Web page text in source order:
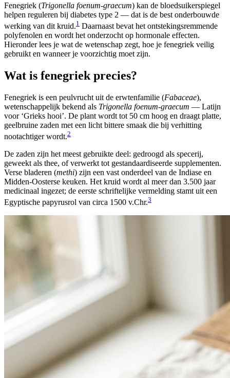
Fenegriek (Trigonella foenum-graecum) kan de bloedsuikerspiegel
helpen reguleren bij diabetes type 2 — dat is de best onderbouwde
werking van dit kruid.1 Daarnaast bevat het ontstekingsremmende
polyfenolen en wordt het onderzocht op hormonale effecten.
Hieronder lees je wat de wetenschap zegt, hoe je fenegriek veilig
gebruikt en wanneer je voorzichtig moet zijn.
Wat is fenegriek precies?
Fenegriek is een peulvrucht uit de erwtenfamilie (Fabaceae),
wetenschappelijk bekend als Trigonella foenum-graecum — Latijn
voor ‘Grieks hooi’. De plant wordt tot 50 cm hoog en draagt platte,
geelbruine zaden met een licht bittere smaak die bij verhitting
nootachtiger wordt.2
De zaden zijn het meest gebruikte deel: gedroogd als specerij,
geweekt als thee, of verwerkt tot gestandaardiseerde supplementen.
Verse bladeren (methi) zijn een vast onderdeel van de Indiase en
Midden-Oosterse keuken. Het kruid wordt al meer dan 3.500 jaar
medicinaal ingezet; de eerste schriftelijke vermelding stamt uit een
Egyptische papyrusrol van circa 1500 v.Chr.3